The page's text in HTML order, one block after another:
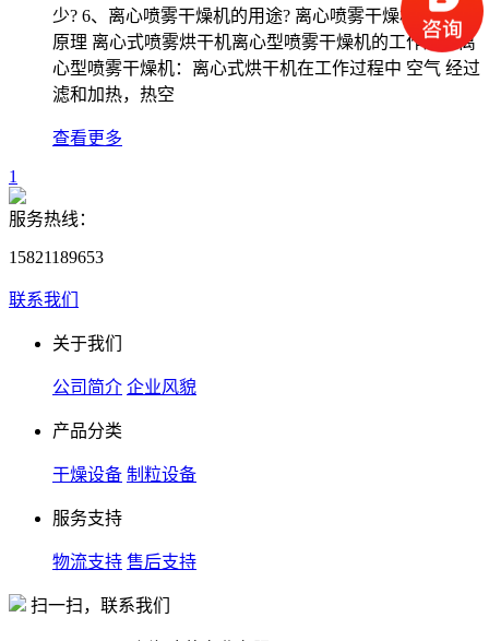
少? 6、离心喷雾干燥机的用途? 离心喷雾干燥机的工作
原理 离心式喷雾烘干机离心型喷雾干燥机的工作原理离
心型喷雾干燥机：离心式烘干机在工作过程中 空气 经过
滤和加热，热空
查看更多
1
服务热线：
15821189653
联系我们
关于我们
公司简介 企业风貌
产品分类
干燥设备 制粒设备
服务支持
物流支持 售后支持
扫一扫，联系我们